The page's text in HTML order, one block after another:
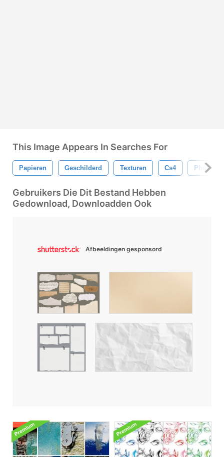
This Image Appears In Searches For
Papieren Geschilderd Texturen Cs4
Gebruikers Die Dit Bestand Hebben
Gedownload, Downloadden Ook
Afbeeldingen gesponsord